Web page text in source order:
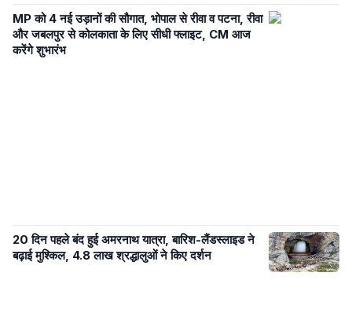
MP को 4 नई उड़ानों की सौगात, भोपाल से रीवा व पटना, रीवा
और जबलपुर से कोलकाता के लिए सीधी फ्लाइट, CM आज
करेंगे शुभारंभ
20 दिन पहले बंद हुई अमरनाथ यात्रा, बारिश-लैंडस्लाइड ने
बढ़ाई मुश्किल, 4.8 लाख श्रद्धालुओं ने किए दर्शन